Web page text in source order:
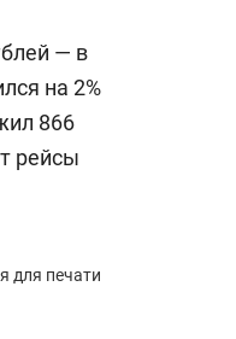
— в
на 2%
866
рейсы
для печати